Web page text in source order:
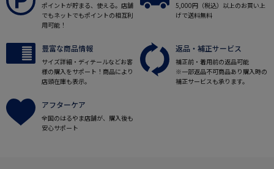
ポイントが貯まる、使える。店舗
でもネットでもポイントの相互利
用可能！
5,000円（税込）以上のお買い上
げで送料無料
豊富な商品情報
サイズ詳細・ディテールなどお客
様の購入をサポート！商品により
店頭在庫も表示。
返品・補正サービス
補正前・着用前の返品可能
※一部返品不可商品あり購入時の
補正サービスも承ります。
アフターケア
全国のはるやま店舗が、購入後も
安心サポート